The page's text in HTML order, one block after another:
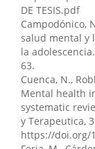
DE TESIS.pdf
Campodónico,
salud mental y
la adolescencia.
63.
Cuenca, N.,
Mental health
systematic
y Terapeutica,
https://doi.org/